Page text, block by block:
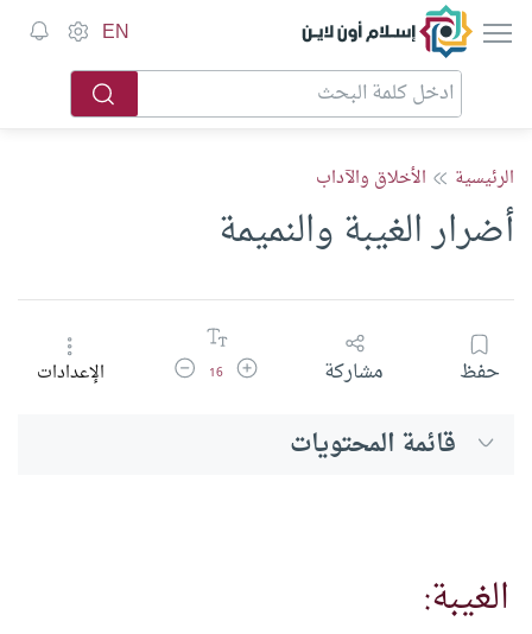
إسلام أون لاين EN
الرئيسية الأخلاق والآداب
أضرار الغيبة والنميمة
حفظ مشاركة زيادة حجم الخط
16 تقليل حجم الخطالإعدادات
قائمة المحتويات
الغيبة: